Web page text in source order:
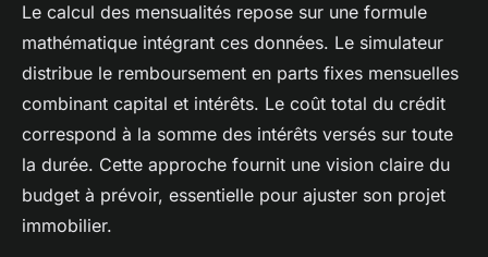
Le calcul des mensualités repose sur une formule
mathématique intégrant ces données. Le simulateur
distribue le remboursement en parts fixes mensuelles
combinant capital et intérêts. Le coût total du crédit
correspond à la somme des intérêts versés sur toute
la durée. Cette approche fournit une vision claire du
budget à prévoir, essentielle pour ajuster son projet
immobilier.